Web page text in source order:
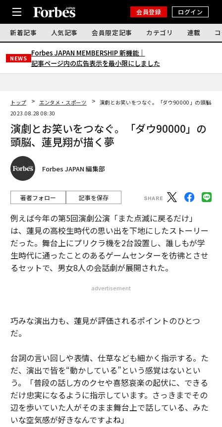
会員登録 ログイン
新着記事 人気記事 会員限定記事 カテゴリ 連載
NEWS
Forbes JAPAN MEMBERSHIP 新機能｜
記事ページ内の広告表示を最小限にしました
トップ エンタメ・スポーツ
演劇とお笑いをつなぐ。「ダウ90000」の頭脳、
2023.08.28 08:30
演劇とお笑いをつなぐ。「ダウ90000」の
頭脳、蓮見翔が描く夢
Forbes JAPAN 編集部
著者フォロー 記事を保存
例えば今年の第5回演劇公演「また点滅に戻るだけ」
は、蓮見の高校生時代の思い出を下地にしたストーリー
だった。舞台上にプリクラ機を2台設置し、誰しもが学
生時代に通ったことのあるゲームセンターを彷彿とさせ
るセットで、男女8人の会話劇が展開された。
advertisement
巧みな演出力も、蓮見が評価されるポイントのひとつ
だ。
台詞の言い回しや表情、仕草なども細かく指示する。た
だ、演出で皆を“動かしている”という感覚はないとい
う。「普段の話し方のクセや喜怒哀楽の起伏に、できる
だけ忠実になるように指示しています。さっきまでその
辺を歩いていた人がそのまま舞台上で話している、みた
いな空気感が好きなんですよね」